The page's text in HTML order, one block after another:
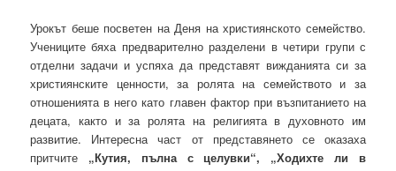
Урокът беше посветен на Деня на християнското семейство.
Учениците бяха предварително разделени в четири групи с
отделни задачи и успяха да представят вижданията си за
християнските ценности, за ролята на семейството и за
отношенията в него като главен фактор при възпитанието на
децата, както и за ролята на религията в духовното им
развитие. Интересна част от представянето се оказаха
притчите „Кутия, пълна с целувки“, „Ходихте ли в